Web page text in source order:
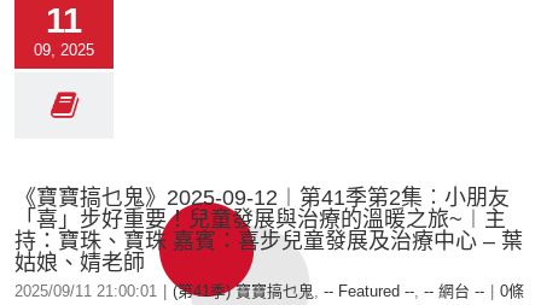
11
09, 2025
《寶寶搞乜鬼》2025-09-12︱第41季第2集︰小朋友
「喜」步好重要！兒童發展與治療的溫暖之旅~︱主
持：寶珠、寶珠 嘉賓：喜步兒童發展及治療中心 – 葉
姑娘、婧老師
2025/09/11 21:00:01 (第41季) 寶寶搞乜鬼, -- Featured --, -- 網台 --
0條